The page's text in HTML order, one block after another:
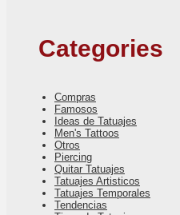
Categories
Compras
Famosos
Ideas de Tatuajes
Men's Tattoos
Otros
Piercing
Quitar Tatuajes
Tatuajes Artisticos
Tatuajes Temporales
Tendencias